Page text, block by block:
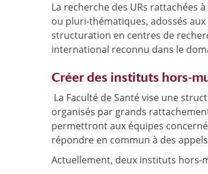
La recherche des URs rattachées
ou pluri-thématiques, adossés
structuration en centres de
international reconnu dans le
Créer des instituts hors-
La Faculté de Santé vise une
organisés par grands
permettront aux équipes
répondre en commun à des
Actuellement, deux instituts hors-